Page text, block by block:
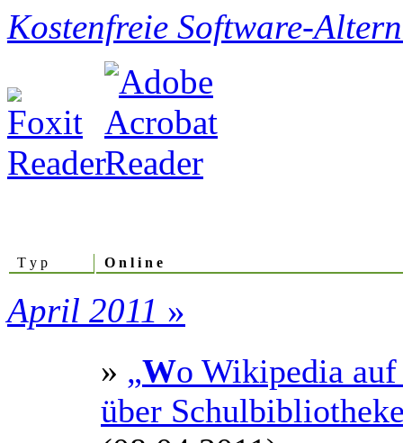
Kostenfreie Software-
T y p O n l i n e
April 2011 »
» „Wo Wikipedia
über